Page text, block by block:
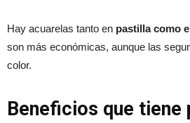
Hay acuarelas tanto en pastilla como
son más económicas, aunque las
color.
Beneficios que tiene